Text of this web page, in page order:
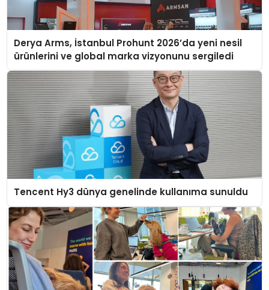
Derya Arms, İstanbul Prohunt 2026’da yeni nesil
ürünlerini ve global marka vizyonunu sergiledi
Tencent Hy3 dünya genelinde kullanıma sunuldu